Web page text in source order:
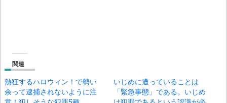
関連
熱狂するハロウィン！で勢い
余って逮捕されないように注
いじめに遭っていることは
「緊急事態」である。いじめ